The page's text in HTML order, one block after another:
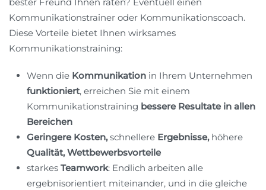
Kommunikationstrainer oder Kommunikationscoach.
Diese Vorteile bietet Ihnen wirksames
Kommunikationstraining:
Wenn die Kommunikation in Ihrem Unternehmen
funktioniert, erreichen Sie mit einem
Kommunikationstraining bessere Resultate in allen
Bereichen
Geringere Kosten,schnellere Ergebnisse, höhere
Qualität, Wettbewerbsvorteile
starkes Teamwork: Endlich arbeiten alle
ergebnisorientiert miteinander, und in die gleiche